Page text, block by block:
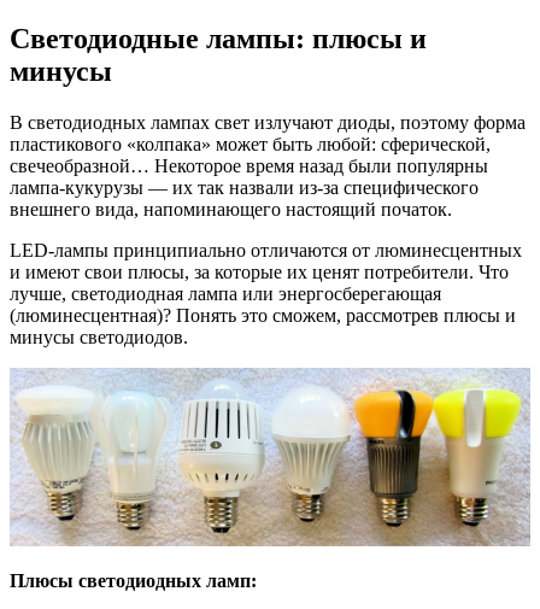
Светодиодные лампы: плюсы и
минусы
В светодиодных лампах свет излучают диоды, поэтому форма
пластикового «колпака» может быть любой: сферической,
свечеобразной… Некоторое время назад были популярны
лампа-кукурузы — их так назвали из-за специфического
внешнего вида, напоминающего настоящий початок.
LED-лампы принципиально отличаются от люминесцентных
и имеют свои плюсы, за которые их ценят потребители. Что
лучше, светодиодная лампа или энергосберегающая
(люминесцентная)? Понять это сможем, рассмотрев плюсы и
минусы светодиодов.
Плюсы светодиодных ламп: